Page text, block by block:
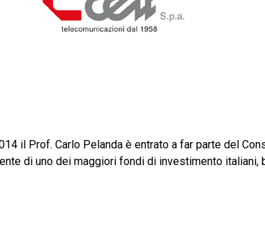
il Prof. Carlo Pelanda è entrato a far parte del
di uno dei maggiori fondi di investimento